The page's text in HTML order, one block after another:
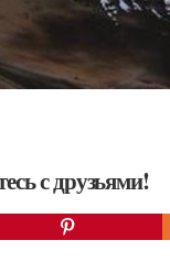
с друзьями!